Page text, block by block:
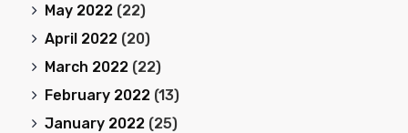
May 2022 (22)
April 2022 (20)
March 2022 (22)
February 2022 (13)
January 2022 (25)